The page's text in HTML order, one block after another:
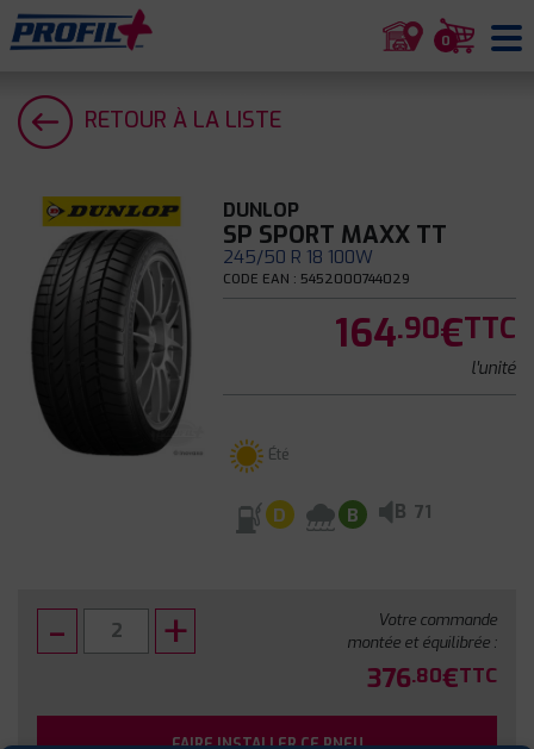
0
RETOUR À LA LISTE
DUNLOP
SP SPORT MAXX TT
245/50 R 18 100W
CODE EAN : 5452000744029
164.90€TTC
l'unité
Été
D B B 71
Votre commande
montée et équilibrée :
376.80€TTC
FAIRE INSTALLER CE PNEU